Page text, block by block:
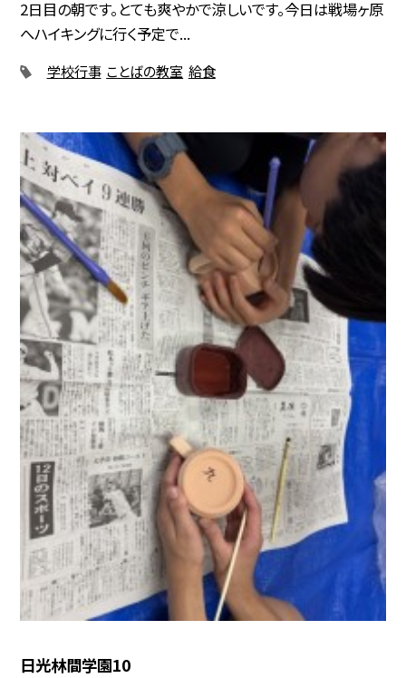
2日目の朝です。とても爽やかで涼しいです。今日は戦場ヶ原
へハイキングに行く予定で...
学校行事 ことばの教室 給食
日光林間学園10